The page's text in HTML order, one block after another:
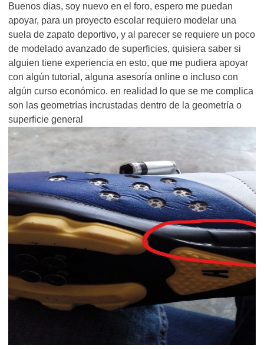
Buenos dias, soy nuevo en el foro, espero me puedan
apoyar, para un proyecto escolar requiero modelar una
suela de zapato deportivo, y al parecer se requiere un poco
de modelado avanzado de superficies, quisiera saber si
alguien tiene experiencia en esto, que me pudiera apoyar
con algún tutorial, alguna asesoría online o incluso con
algún curso económico. en realidad lo que se me complica
son las geometrías incrustadas dentro de la geometría o
superficie general